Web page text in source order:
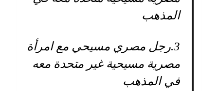
المذهب
3. رجل مصري مسيحي مع امرأة
مصرية مسيحية غير متحدة معه
في المذهب